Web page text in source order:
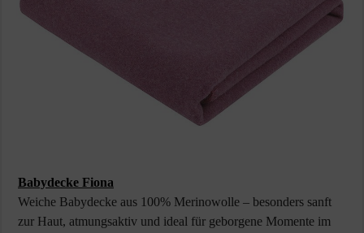
Babydecke Fiona
Weiche Babydecke aus 100% Merinowolle – besonders sanft
zur Haut, atmungsaktiv und ideal für geborgene Momente im